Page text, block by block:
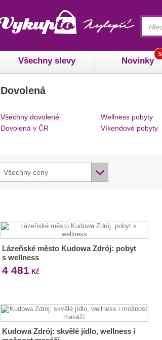
Všechny slevy Novinky
5
Dovolená
Všechny dovolené
Dovolená v ČR
Wellness pobyty
Víkendové pobyty
Všechny ceny
Lázeňské město Kudowa Zdrój: pobyt
s wellness
4 481 Kč
Kudowa Zdrój: skvělé jídlo, wellness i